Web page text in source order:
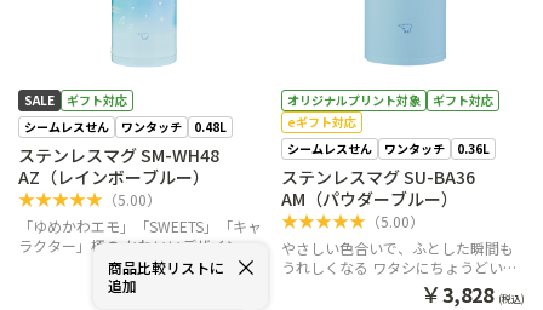
SALE
ギフト対応
シームレスせん
ワンタッチ 0.48L
ステンレスマグ SM-WH48
AZ（レインボーブルー）
★★★★★ （5.00）
「ゆめかわエモ」「SWEETS」「キャ
ラクター」柄の かわいいデザインで
心にときめきを。通常販売価格 ￥ 4,158
(税込)
商品比較リストに
追加
オリジナルプリント対象
ギフト対応
eギフト対応
シームレスせん
ワンタッチ 0.36L
ステンレスマグ SU-BA36
AM（パウダーブルー）
★★★★★（5.00）
やさしい色合いで、ふとした瞬間も
うれしくなる ワタシにちょうどいい
￥3,828 (税込)